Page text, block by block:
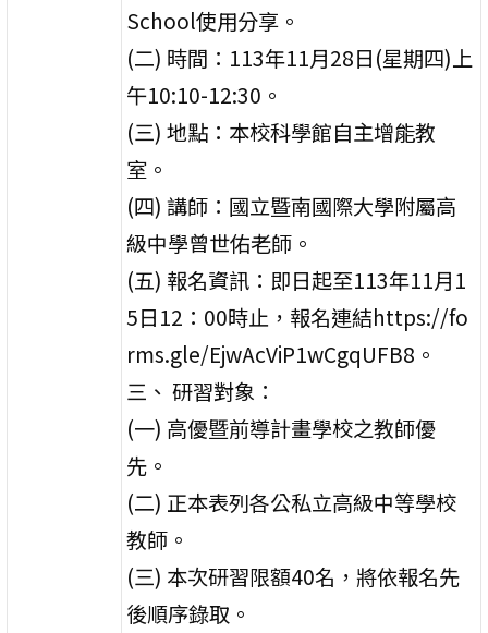
School使用分享。
(二) 時間：113年11月28日(星期四)上
午10:10-12:30。
(三) 地點：本校科學館自主增能教
室。
(四) 講師：國立暨南國際大學附屬高
級中學曾世佑老師。
(五) 報名資訊：即日起至113年11月1
5日12：00時止，報名連結https://fo
rms.gle/EjwAcViP1wCgqUFB8。
三、 研習對象：
(一) 高優暨前導計畫學校之教師優
先。
(二) 正本表列各公私立高級中等學校
教師。
(三) 本次研習限額40名，將依報名先
後順序錄取。